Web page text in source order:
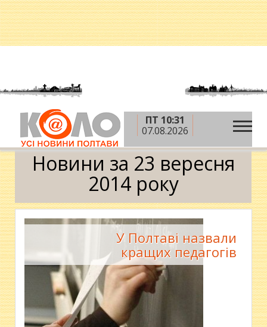
ПТ 10:31
07.08.2026
Головна » 2014 рік » вересень »
Календар
Новини за 23 вересня
2014 року
У Полтаві назвали
кращих педагогів